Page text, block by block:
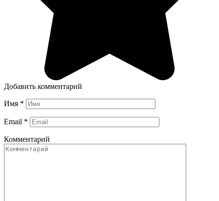
Добавить комментарий
Имя *
Email *
Комментарий